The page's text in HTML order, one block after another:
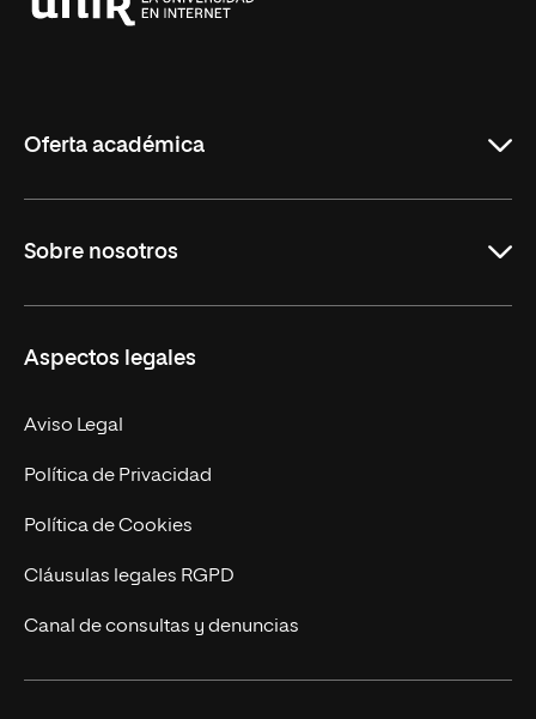
Oferta académica
Másteres Oficiales
Doctorados
Experto Universitario
Postgrados
Cursos Universitarios
Sobre nosotros
Facultades
Nuestro Equipo
Trabaja en UNIR
Actualidad
UNIR Revista
Eventos
Aspectos legales
Aviso Legal
Política de Privacidad
Política de Cookies
Cláusulas legales RGPD
Canal de consultas y denuncias